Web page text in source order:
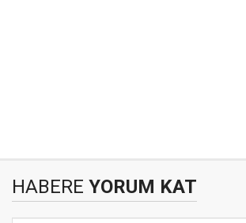
HABERE YORUM KAT